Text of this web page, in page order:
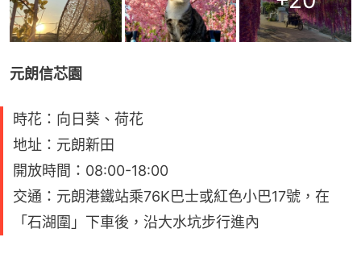
元朗信芯園
時花：向日葵、荷花
地址：元朗新田
開放時間：08:00-18:00
交通：元朗港鐵站乘76K巴士或紅色小巴17號，在
「石湖圍」下車後，沿大水坑步行進內